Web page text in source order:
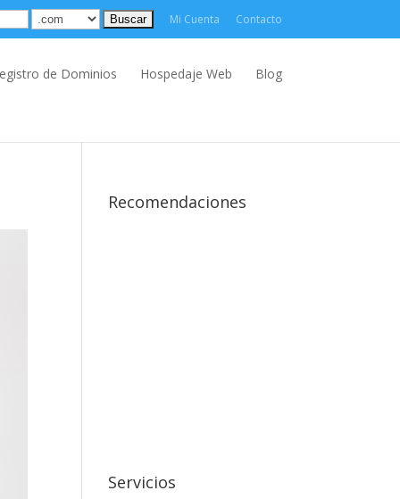
Mi Cuenta Contacto
de Dominios Hospedaje Web Blog
Recomendaciones
Servicios